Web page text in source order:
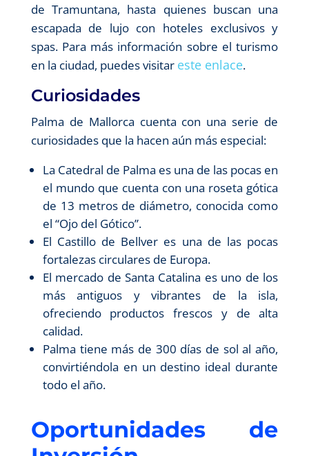
de Tramuntana, hasta quienes buscan una
escapada de lujo con hoteles exclusivos y
spas. Para más información sobre el turismo
en la ciudad, puedes visitar este enlace.
Curiosidades
Palma de Mallorca cuenta con una serie de
curiosidades que la hacen aún más especial:
La Catedral de Palma es una de las pocas en
el mundo que cuenta con una roseta gótica
de 13 metros de diámetro, conocida como
el “Ojo del Gótico”.
El Castillo de Bellver es una de las pocas
fortalezas circulares de Europa.
El mercado de Santa Catalina es uno de los
más antiguos y vibrantes de la isla,
ofreciendo productos frescos y de alta
calidad.
Palma tiene más de 300 días de sol al año,
convirtiéndola en un destino ideal durante
todo el año.
Oportunidades de